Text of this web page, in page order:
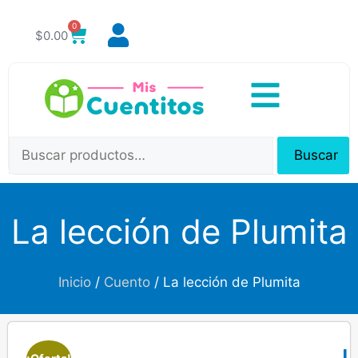
$0.00
0
Buscar
La lección de Plumita
Inicio/ Cuento/ La lección de Plumita